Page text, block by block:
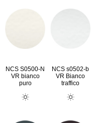
NCS S0500-N
VR bianco
puro
NCS s0502-b
VR Bianco
traffico